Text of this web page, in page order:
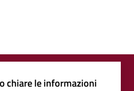
chiare le informazioni